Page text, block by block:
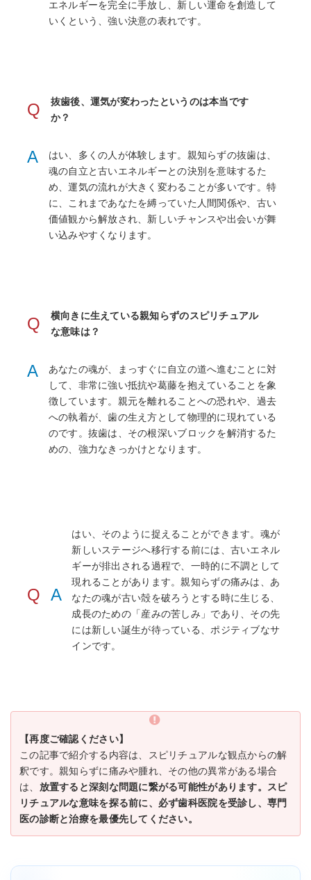
エネルギーを完全に手放し、新しい運命を創造して
いくという、強い決意の表れです。
Q
抜歯後、運気が変わったというのは本当です
か？
A
はい、多くの人が体験します。親知らずの抜歯は、
魂の自立と古いエネルギーとの決別を意味するた
め、運気の流れが大きく変わることが多いです。特
に、これまであなたを縛っていた人間関係や、古い
価値観から解放され、新しいチャンスや出会いが舞
い込みやすくなります。
Q
横向きに生えている親知らずのスピリチュアル
な意味は？
A
あなたの魂が、まっすぐに自立の道へ進むことに対
して、非常に強い抵抗や葛藤を抱えていることを象
徴しています。親元を離れることへの恐れや、過去
への執着が、歯の生え方として物理的に現れている
のです。抜歯は、その根深いブロックを解消するた
めの、強力なきっかけとなります。
Q A
はい、そのように捉えることができます。魂が
新しいステージへ移行する前には、古いエネル
ギーが排出される過程で、一時的に不調として
現れることがあります。親知らずの痛みは、あ
なたの魂が古い殻を破ろうとする時に生じる、
成長のための「産みの苦しみ」であり、その先
には新しい誕生が待っている、ポジティブなサ
インです。
【再度ご確認ください】
この記事で紹介する内容は、スピリチュアルな観点からの解
釈です。親知らずに痛みや腫れ、その他の異常がある場合
は、 放置すると深刻な問題に繋がる可能性があります。スピ
リチュアルな意味を探る前に、必ず歯科医院を受診し、専門
医の診断と治療を最優先してください。